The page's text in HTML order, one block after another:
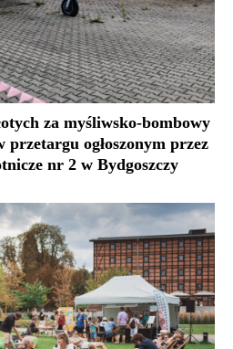
za myśliwsko-bombowy
przetargu ogłoszonym przez
nr 2 w Bydgoszczy